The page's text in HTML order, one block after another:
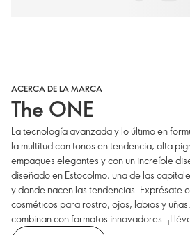
ACERCA DE LA MARCA
The ONE
La tecnología avanzada y lo último en
la multitud con tonos en tendencia, alta
empaques elegantes y con un increíble
diseñado en Estocolmo, una de las
y donde nacen las tendencias. Exprésate
cosméticos para rostro, ojos, labios y
combinan con formatos innovadores.